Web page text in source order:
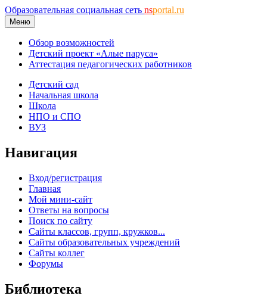
Образовательная социальная сеть nsportal.ru
Меню
Обзор возможностей
Детский проект «Алые паруса»
Аттестация педагогических работников
Детский сад
Начальная школа
Школа
НПО и СПО
ВУЗ
Навигация
Вход/регистрация
Главная
Мой мини-сайт
Ответы на вопросы
Поиск по сайту
Сайты классов, групп, кружков...
Сайты образовательных учреждений
Сайты коллег
Форумы
Библиотека